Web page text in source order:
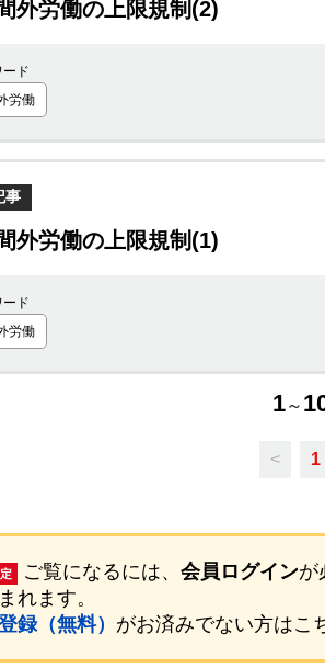
外労働の上限規制(2)
ード
労働
事
外労働の上限規制(1)
ード
労働
1～
< 1
ご覧になるには、 会員ログインが
れます。
録（無料） がお済みでない方はこ